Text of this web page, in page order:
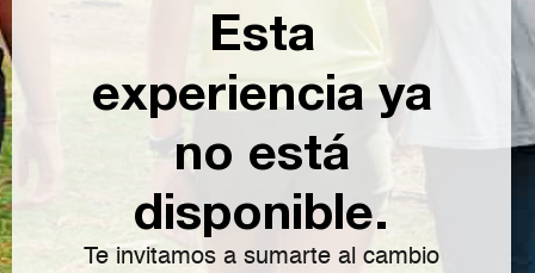
Esta
experiencia ya
no está
disponible.
Te invitamos a sumarte al cambio